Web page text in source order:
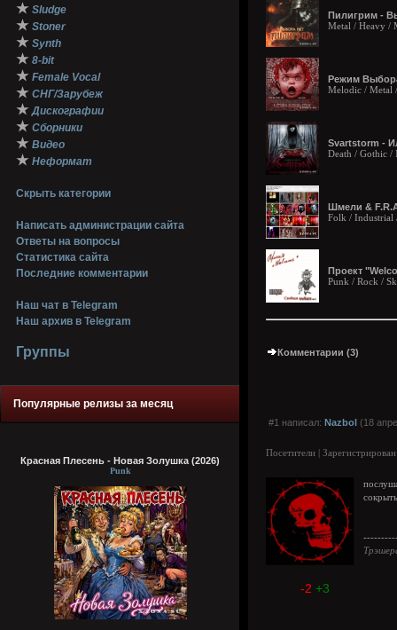
★ Sludge
★ Stoner
★ Synth
★ 8-bit
★ Female Vocal
★ СНГ/Зарубеж
★ Дискографии
★ Сборники
★ Видео
★ Неформат
Скрыть категории
Написать администрации сайта
Ответы на вопросы
Статистика сайта
Последние комментарии
Наш чат в Telegram
Наш архив в Telegram
Группы
Популярные релизы за месяц
Красная Плесень - Новая Золушка (2026)
Punk
Пилигрим -
Metal / Heavy /
Режим
Melodic / Metal
Svartstorm -
Death / Gothic /
Шмели &
Folk / Industrial
Проект
Punk / Rock /
Комментарии (3)
#1 написал: Nazbol (18
Посетители |
-2 +3